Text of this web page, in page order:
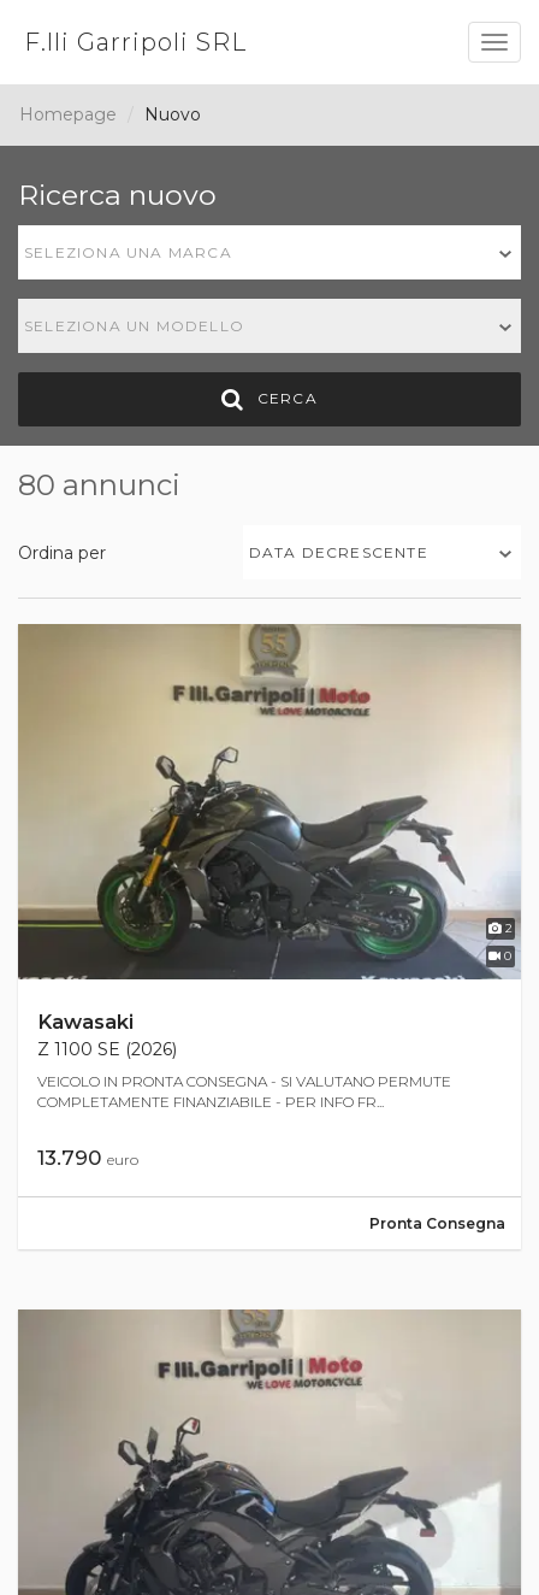
F.lli Garripoli SRL
Homepage Nuovo
Ricerca nuovo
SELEZIONA UNA MARCA
SELEZIONA UN MODELLO
CERCA
80 annunci
Ordina per DATA DECRESCENTE
2
0
Kawasaki
Z 1100 SE (2026)
VEICOLO IN PRONTA CONSEGNA - SI VALUTANO PERMUTE
COMPLETAMENTE FINANZIABILE - PER INFO FR...
13.790 euro
Pronta Consegna